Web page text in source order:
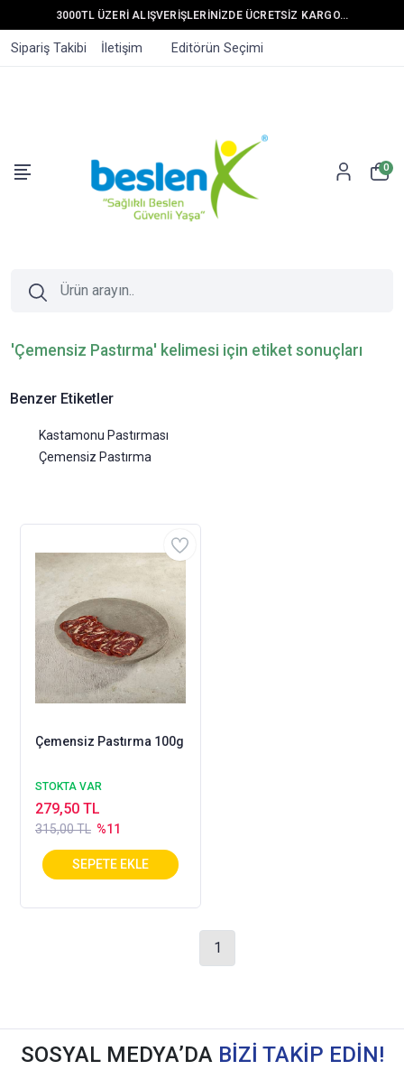
3000TL ÜZERİ ALIŞVERİŞLERİNİZDE ÜCRETSİZ KARGO...
Sipariş Takibi İletişim Editörün Seçimi
0
'Çemensiz Pastırma' kelimesi için etiket sonuçları
Benzer Etiketler
Kastamonu Pastırması
Çemensiz Pastırma
Çemensiz Pastırma 100g
STOKTA VAR
315,00 TL %11
279,50 TL
1
SOSYAL MEDYA’DA BİZİ TAKİP EDİN!